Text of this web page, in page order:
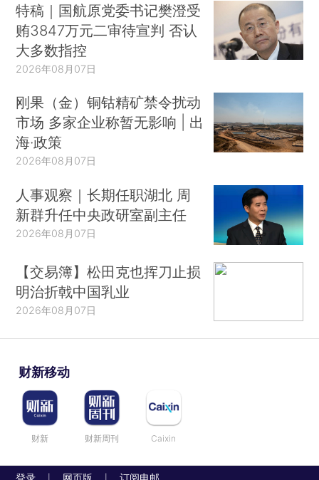
特稿｜国航原党委书记樊澄受
贿3847万元二审待宣判 否认
大多数指控
2026年08月07日
刚果（金）铜钴精矿禁令扰动
市场 多家企业称暂无影响 | 出
海·政策
2026年08月07日
人事观察｜长期任职湖北 周
新群升任中央政研室副主任
2026年08月07日
【交易簿】松田克也挥刀止损
明治折戟中国乳业
2026年08月07日
财新移动
财新 财新周刊 Caixin